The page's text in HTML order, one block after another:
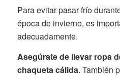
Para evitar pasar frío
época de invierno, es
adecuadamente.
Asegúrate de llevar ropa
chaqueta cálida. También